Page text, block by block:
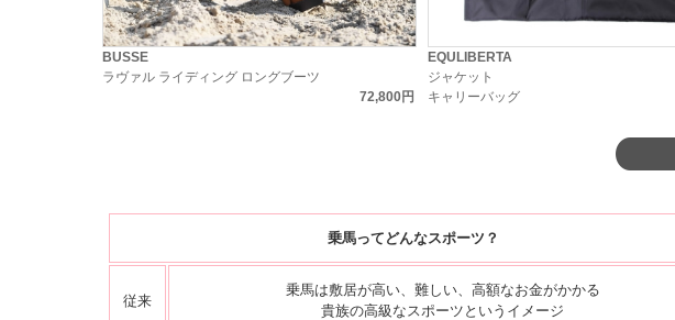
BUSSE
ラヴァル ライディング ロングブーツ
72,800円
EQULIBERTA
ジャケット
キャリーバッグ
乗馬ってどんなスポーツ？
従来
乗馬は敷居が高い、難しい、高額なお金がかかる
貴族の高級なスポーツというイメージ